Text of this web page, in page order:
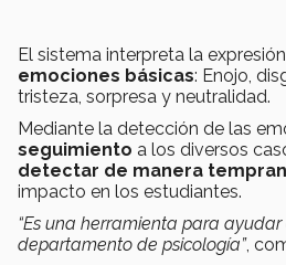
El sistema interpreta la
emociones básicas: Enojo,
tristeza, sorpresa y neutralidad.
Mediante la detección de las
seguimiento a los diversos
detectar de manera
impacto en los estudiantes.
“Es una herramienta para
departamento de psicología”,